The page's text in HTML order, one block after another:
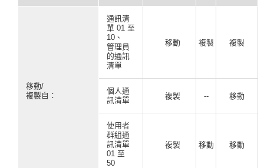
移動/
複製自：
通訊清
單 01 至
10、
管理員
的通訊
清單
移動 複製 複製
個人通
訊清單
複製 -- 移動
使用者
群組通
訊清單
01 至
50
複製 移動 移動